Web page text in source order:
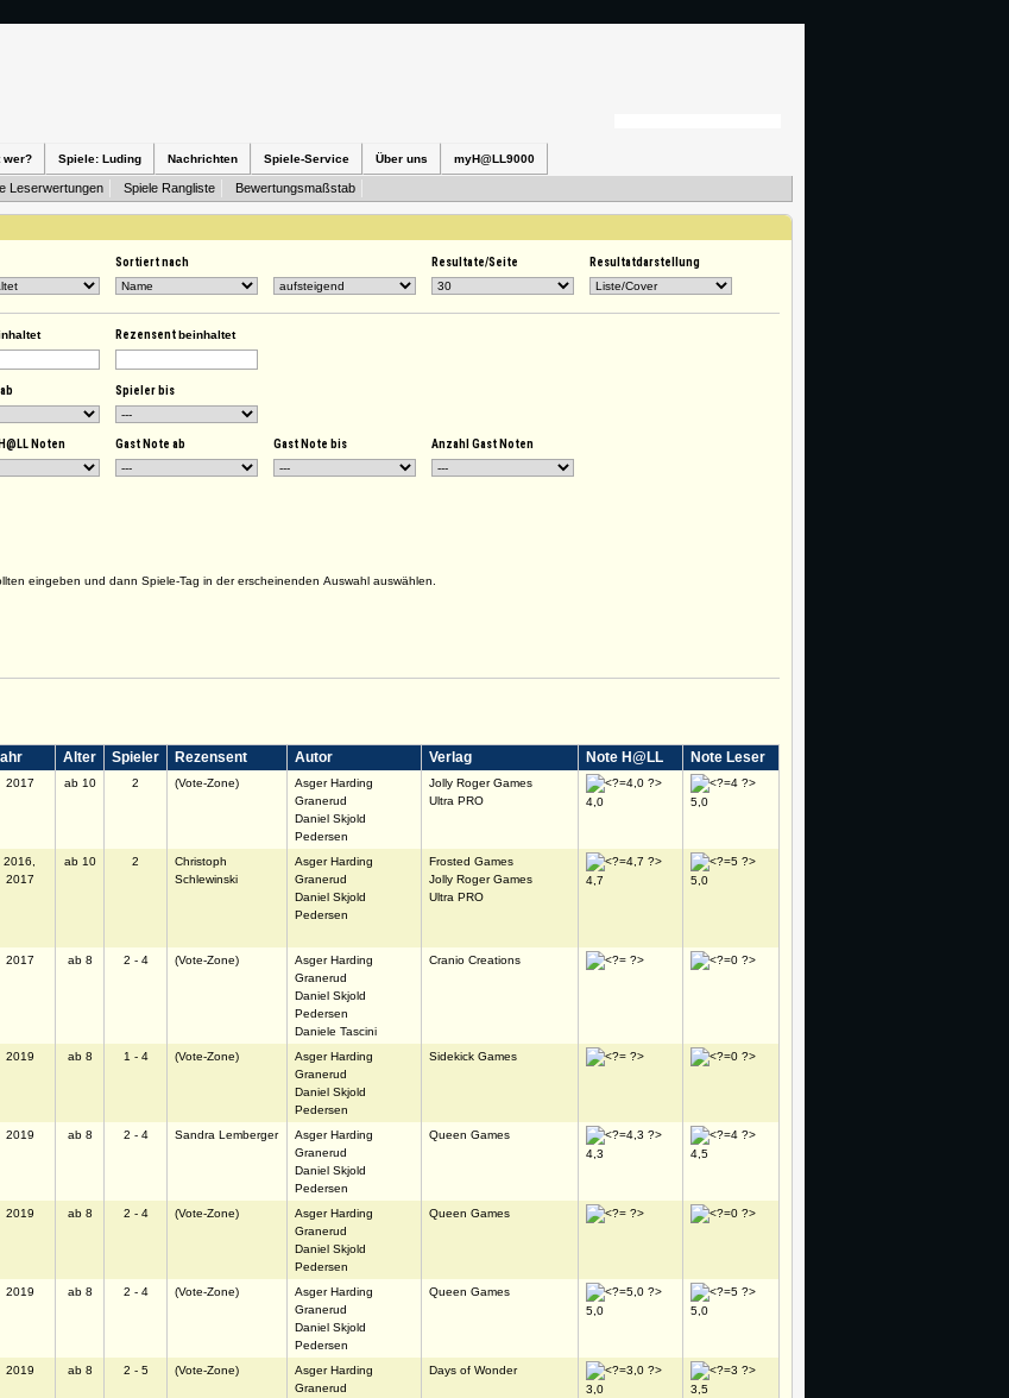
wer? Spiele: Luding Nachrichten Spiele-Service Über uns myH@LL9000
Leserwertungen Spiele Rangliste Bewertungsmaßstab
Sortiert nach Resultate/Seite Resultatdarstellung
Rezensentbeinhaltet
Spieler bis
Noten Gast Note ab Gast Note bis Anzahl Gast Noten
eingeben und dann Spiele-Tag in der erscheinenden Auswahl auswählen.
Alter Spieler Rezensent Autor Verlag Note H@LL Note Leser
2017 ab 10 2 (Vote-Zone)
Asger Harding
Granerud
Daniel Skjold
Pedersen
Jolly Roger Games
Ultra PRO
4,0 5,0
2016,
2017
ab 10 2
Christoph
Schlewinski
Asger Harding
Granerud
Daniel Skjold
Pedersen
Frosted Games
Jolly Roger Games
Ultra PRO
4,7 5,0
2017 ab 8 2 - 4 (Vote-Zone)
Asger Harding
Granerud
Daniel Skjold
Pedersen
Daniele Tascini
Cranio Creations
2019 ab 8 1 - 4 (Vote-Zone)
Asger Harding
Granerud
Daniel Skjold
Pedersen
Sidekick Games
2019 ab 8 2 - 4 Sandra Lemberger
Asger Harding
Granerud
Daniel Skjold
Pedersen
Queen Games
4,3
4,5
2019 ab 8 2 - 4 (Vote-Zone)
Asger Harding
Granerud
Daniel Skjold
Pedersen
Queen Games
2019 ab 8 2 - 4 (Vote-Zone)
Asger Harding
Granerud
Daniel Skjold
Pedersen
Queen Games
5,0
5,0
2019 ab 8 2 - 5 (Vote-Zone)
Asger Harding
Granerud
Days of Wonder
3,0
3,5